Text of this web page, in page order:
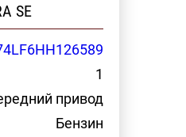
SE
1
привод
Бензин